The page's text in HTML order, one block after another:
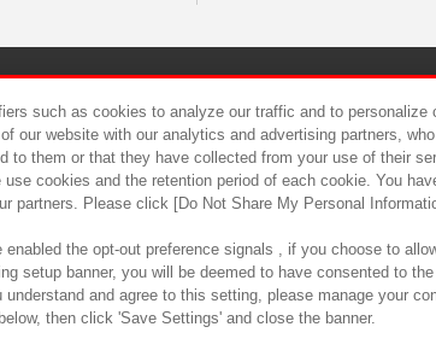
食品のご提供について カスタ
such as cookies to analyze our traffic and to personalize
our website with our analytics and advertising partners,
to them or that they have collected from your use of their
cookies and the retention period of each cookie. You
partners. Please click [Do Not Share My Personal
the opt-out preference signals , if you choose to
setup banner, you will be deemed to have consented to
and agree to this setting, please manage your
then click 'Save Settings' and close the banner.